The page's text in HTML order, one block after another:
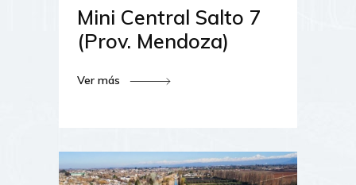
Mini Central Salto 7
(Prov. Mendoza)
Ver más